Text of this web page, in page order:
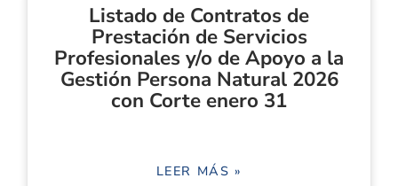
Listado de Contratos de
Prestación de Servicios
Profesionales y/o de Apoyo a la
Gestión Persona Natural 2026
con Corte enero 31
LEER MÁS »